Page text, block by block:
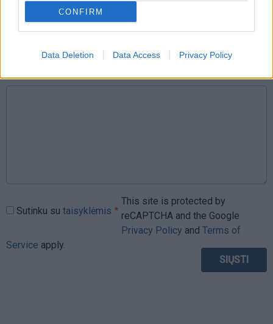
CONFIRM
Data Deletion Data Access Privacy Policy
Jūsų vardas
Sutinku su taisyklėmis
This site is protected by
reCAPTCHA and the Google
Privacy Policy and Terms of
Service apply.